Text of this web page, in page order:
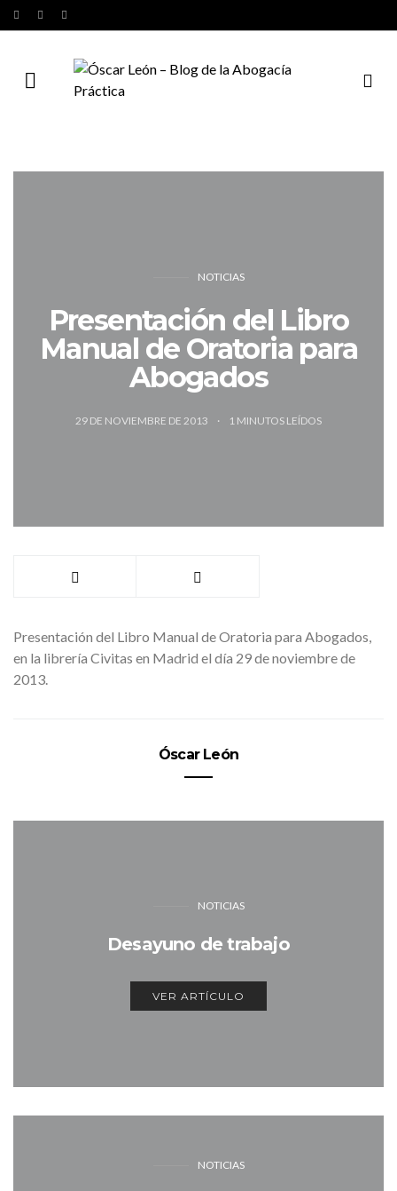
NOTICIAS
Presentación del Libro
Manual de Oratoria para
Abogados
29 DE NOVIEMBRE DE 2013 1 MINUTOS LEÍDOS
Presentación del Libro Manual de Oratoria para Abogados,
en la librería Civitas en Madrid el día 29 de noviembre de
2013.
Óscar León
NOTICIAS
Desayuno de trabajo
VER ARTÍCULO
NOTICIAS